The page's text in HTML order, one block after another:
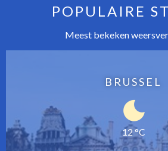
POPULAIRE
Meest bekeken
BRUSSEL
12 °C